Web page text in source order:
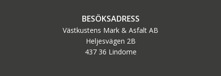
BESÖKSADRESS
Västkustens Mark & Asfalt AB
Heljesvägen 2B
437 36 Lindome